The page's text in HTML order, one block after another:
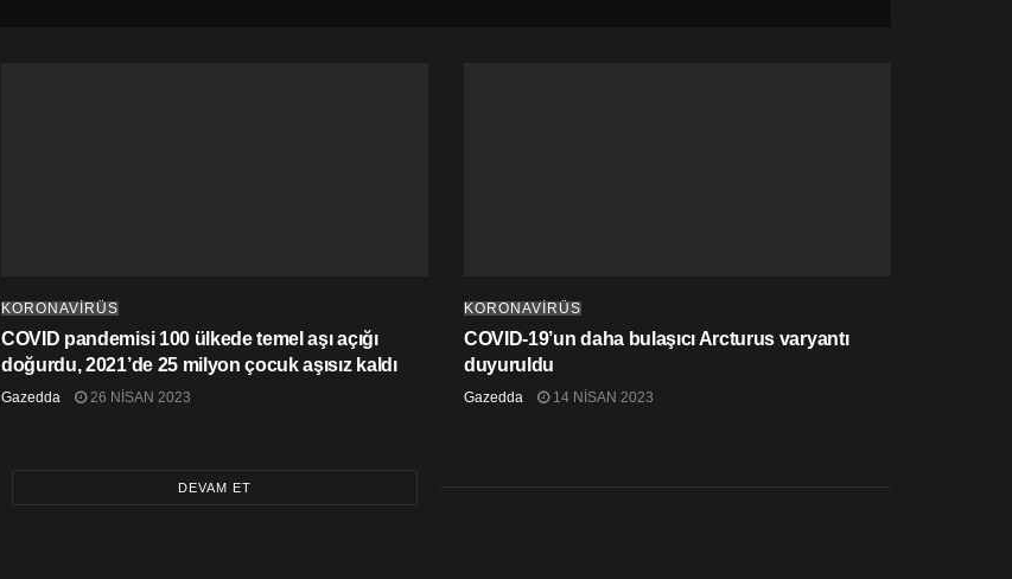
KORONAVİRÜS
COVID pandemisi 100 ülkede temel aşı açığı
doğurdu, 2021’de 25 milyon çocuk aşısız kaldı
Gazedda 26 NISAN 2023
KORONAVİRÜS
COVID-19’un daha bulaşıcı Arcturus varyantı
duyuruldu
Gazedda 14 NISAN 2023
DEVAM ET